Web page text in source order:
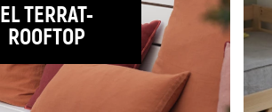
EL TERRAT-
ROOFTOP